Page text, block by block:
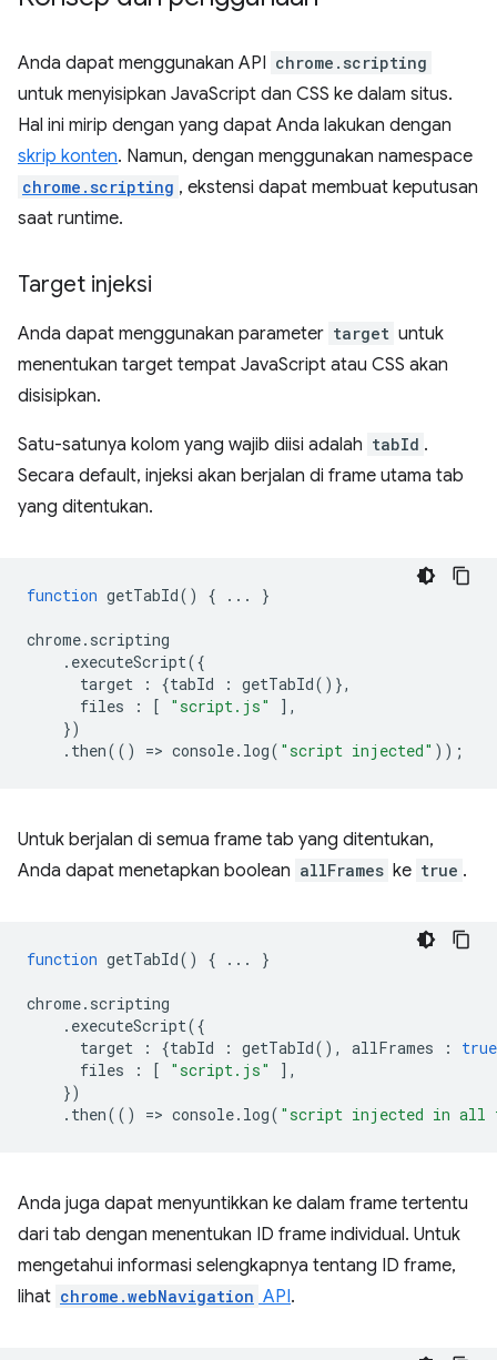
Anda dapat menggunakan API chrome.scripting
untuk menyisipkan JavaScript dan CSS ke dalam situs.
Hal ini mirip dengan yang dapat Anda lakukan dengan
skrip konten. Namun, dengan menggunakan namespace
chrome.scripting , ekstensi dapat membuat keputusan
saat runtime.
Target injeksi
Anda dapat menggunakan parameter target untuk
menentukan target tempat JavaScript atau CSS akan
disisipkan.
Satu-satunya kolom yang wajib diisi adalah tabId .
Secara default, injeksi akan berjalan di frame utama tab
yang ditentukan.
function getTabId() { ... }
chrome. scripting
. executeScript({
target
: {tabId : getTabId()},
files
: [ "script.js"
],
})
. then(() => console. log( "script injected" ));
Untuk berjalan di semua frame tab yang ditentukan,
Anda dapat menetapkan boolean allFrames ke true .
function getTabId() { ... }
chrome. scripting
. executeScript({
target
: {tabId : getTabId(), allFrames :
true
files
: [ "script.js"
],
})
. then(() => console. log( "script injected in all
Anda juga dapat menyuntikkan ke dalam frame tertentu
dari tab dengan menentukan ID frame individual. Untuk
mengetahui informasi selengkapnya tentang ID frame,
lihat chrome.webNavigation API.